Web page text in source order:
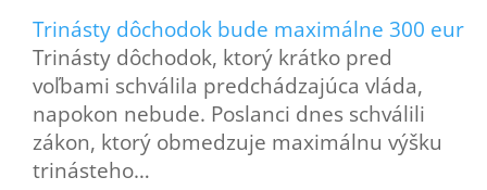
Trinásty dôchodok bude maximálne 300 eur
Trinásty dôchodok, ktorý krátko pred
voľbami schválila predchádzajúca vláda,
napokon nebude. Poslanci dnes schválili
zákon, ktorý obmedzuje maximálnu výšku
trinásteho…